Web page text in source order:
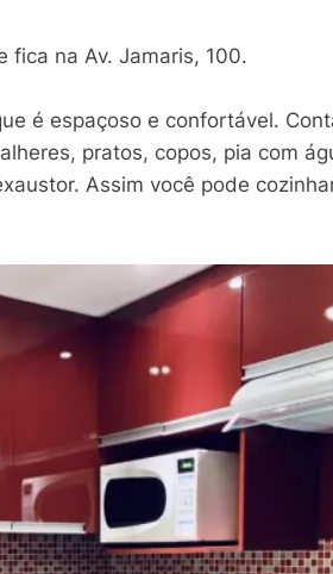
fica na Av. Jamaris, 100.
é espaçoso e confortável.
pratos, copos, pia com
Assim você pode